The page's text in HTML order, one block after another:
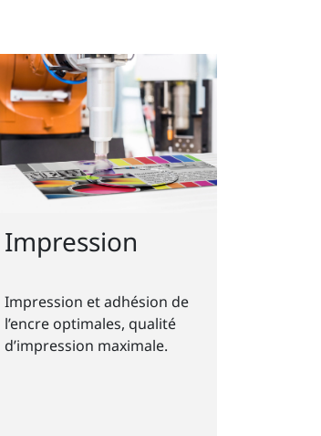
Impression
Impression et adhésion de
l’encre optimales, qualité
d’impression maximale.